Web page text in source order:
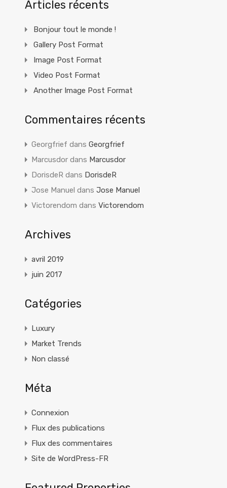
Articles récents
Bonjour tout le monde !
Gallery Post Format
Image Post Format
Video Post Format
Another Image Post Format
Commentaires récents
Georgfrief dans Georgfrief
Marcusdor dans Marcusdor
DorisdeR dans DorisdeR
Jose Manuel dans Jose Manuel
Victorendom dans Victorendom
Archives
avril 2019
juin 2017
Catégories
Luxury
Market Trends
Non classé
Méta
Connexion
Flux des publications
Flux des commentaires
Site de WordPress-FR